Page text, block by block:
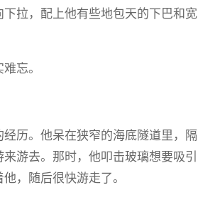
拉，配上他有些地包天的下巴和宽
忘。
历。他呆在狭窄的海底隧道里，隔
游去。那时，他叩击玻璃想要吸引
，随后很快游走了。